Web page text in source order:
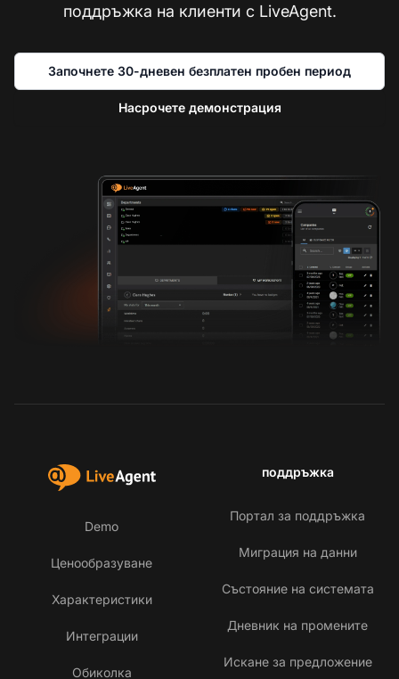
поддръжка на клиенти с LiveAgent.
Започнете 30-дневен безплатен пробен период
Насрочете демонстрация
Demo
Ценообразуване
Характеристики
Интеграции
Обиколка
поддръжка
Портал за поддръжка
Миграция на данни
Състояние на системата
Дневник на промените
Искане за предложение